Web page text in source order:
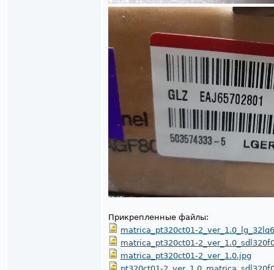
Прикрепленные файлы:
matrica_pt320ct01-
matrica_pt320ct01-
matrica_pt320ct01-2_ver_1.0.jpg